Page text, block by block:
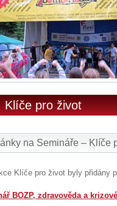
Klíče pro život
na Semináře – Klíče
Klíče pro život byly přidány
BOZP, zdravověda a